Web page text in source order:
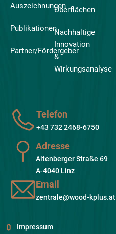
Auszeichnungen
Publikationen
Partner/Fördergeber
Oberflächen
Nachhaltige
Innovation
&
Wirkungsanalyse
Telefon
+43 732 2468-6750
Adresse
Altenberger Straße 69
A-4040 Linz
Email
zentrale@wood-kplus.at
Impressum